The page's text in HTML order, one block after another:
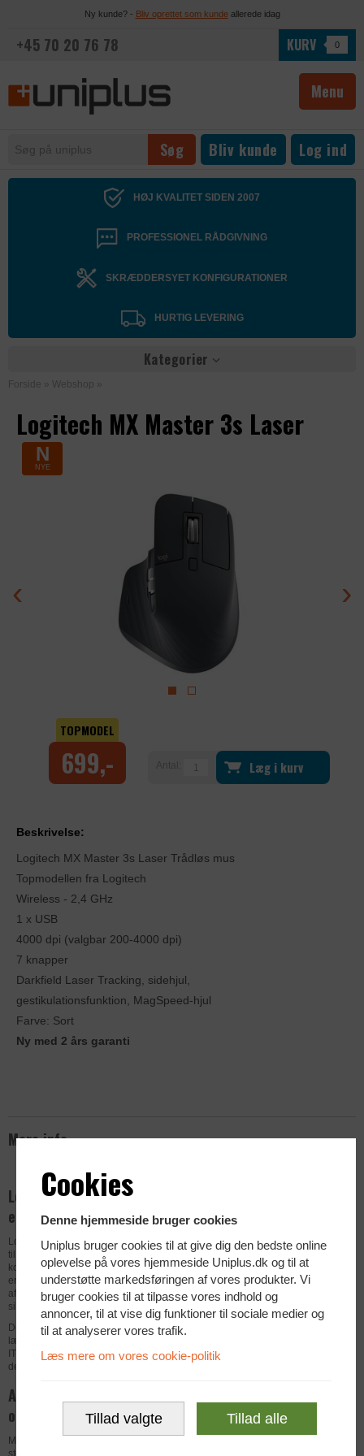
Cookies
Denne hjemmeside bruger cookies
Uniplus bruger cookies til at give dig den bedste online
oplevelse på vores hjemmeside Uniplus.dk og til at
understøtte markedsføringen af vores produkter. Vi
bruger cookies til at tilpasse vores indhold og
annoncer, til at vise dig funktioner til sociale medier og
til at analyserer vores trafik.
Læs mere om vores cookie-politik
Tillad valgte Tillad alle
Ny kunde? - Bliv oprettet som kundeallerede idag
+45 70 20 76 78 KURV 0
Menu
Bliv kunde Log ind
HØJ KVALITET SIDEN 2007
PROFESSIONEL RÅDGIVNING
SKRÆDDERSYET KONFIGURATIONER
HURTIG LEVERING
Kategorier
Forside » Webshop »
Logitech MX Master 3s Laser
N
NYE
‹ ›
TOPMODEL
699,- Læg i kurv
Beskrivelse:
Logitech MX Master 3s Laser Trådløs mus
Topmodellen fra Logitech
Wireless - 2,4 GHz
1 x USB
4000 dpi (valgbar 200-4000 dpi)
7 knapper
Darkfield Laser Tracking, sidehjul,
gestikulationsfunktion, MagSpeed-hjul
Farve: Sort
Ny med 2 års garanti
Mere info
Logitech MX Master 3S trådløs mus til
erhverv og professionelt brug
Logitech MX Master 3S Laser trådløs mus er topmodellen
til professionelle brugere, der kræver maksimal præcision,
komfort og effektivitet i hverdagen. Musen er udviklet til
erhvervsmiljøer, hvor produktivitet og driftssikkerhed er
afgørende, og den trådløse 2,4 GHz forbindelse via USB
sikrer stabil og hurtig respons uden forsinkelser.
Det ergonomiske design giver optimal komfort ved
længere arbejdsdage, hvilket gør den ideel til kontorbrug,
IT-arbejdspladser og avancerede arbejdsopgaver som
design, programmering og dataarbejde.
Avanceret laser tracking, MagSpeed-hjul
og høj præcision
Med Darkfield Laser Tracking fungerer MX Master 3S på
stort set alle overflader – selv glas – og den justerbare